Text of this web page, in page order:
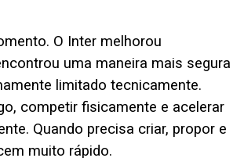
O Inter melhorou
uma maneira mais segura
limitado tecnicamente.
competir fisicamente e acelerar
Quando precisa criar, propor e
muito rápido.